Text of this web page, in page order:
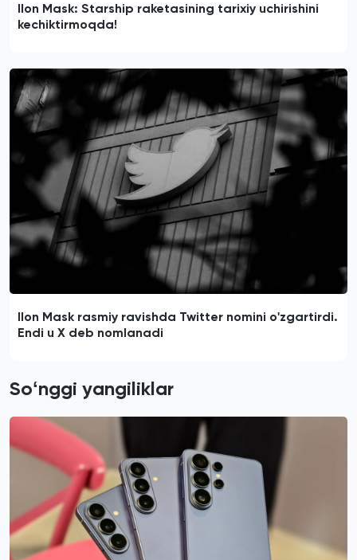
Ilon Mask: Starship raketasining tarixiy uchirishini
kechiktirmoqda!
Ilon Mask rasmiy ravishda Twitter nomini o'zgartirdi.
Endi u X deb nomlanadi
Soʻnggi yangiliklar